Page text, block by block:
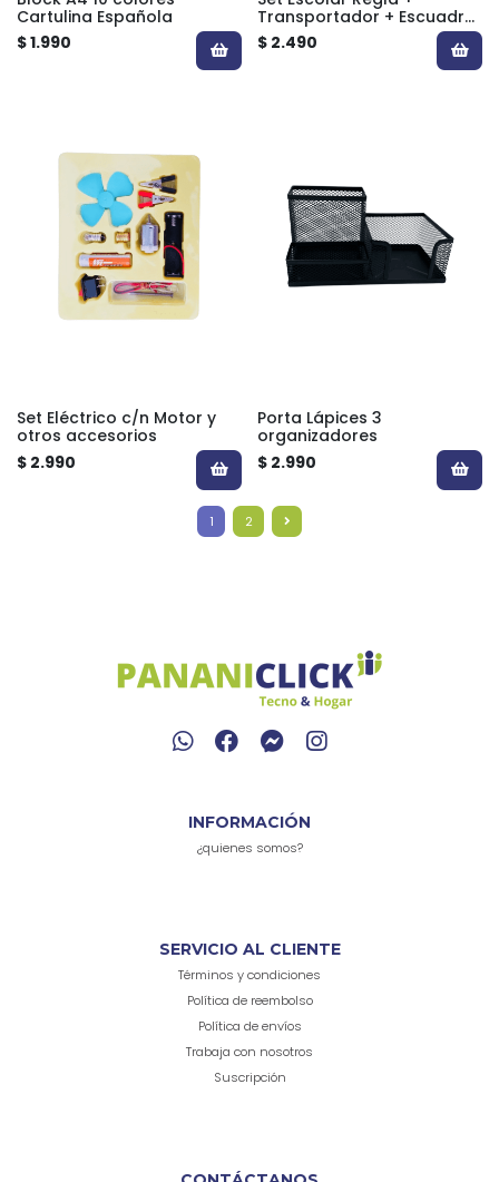
Cartulina Española
$ 1.990
Transportador + Escuadra
FLEXIBLE
$ 2.490
Set Eléctrico c/n Motor y
otros accesorios
$ 2.990
Porta Lápices 3
organizadores
$ 2.990
1 2
INFORMACIÓN
¿quienes somos?
SERVICIO AL CLIENTE
Términos y condiciones
Política de reembolso
Política de envíos
Trabaja con nosotros
Suscripción